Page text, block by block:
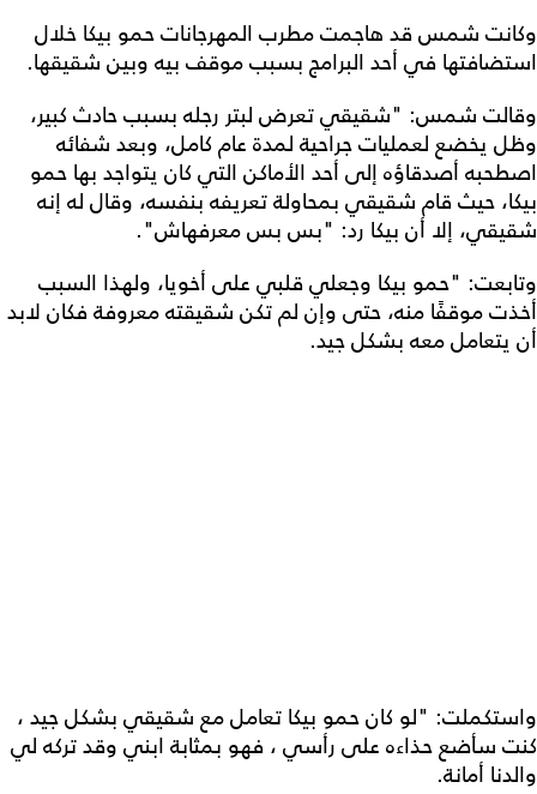
وكانت شمس قد هاجمت مطرب المهرجانات حمو بيكا خلال
استضافتها في أحد البرامج بسبب موقف بيه وبين شقيقها.
وقالت شمس: "شقيقي تعرض لبتر رجله بسبب حادث كبير،
وظل يخضع لعمليات جراحية لمدة عام كامل، وبعد شفائه
اصطحبه أصدقاؤه إلى أحد الأماكن التي كان يتواجد بها حمو
بيكا، حيث قام شقيقي بمحاولة تعريفه بنفسه، وقال له إنه
شقيقي، إلا أن بيكا رد: "بس بس معرفهاش".
وتابعت: "حمو بيكا وجعلي قلبي على أخويا، ولهذا السبب
أخذت موقفًا منه، حتى وإن لم تكن شقيقته معروفة فكان لابد
أن يتعامل معه بشكل جيد.
واستكملت: "لو كان حمو بيكا تعامل مع شقيقي بشكل جيد ،
كنت سأضع حذاءه على رأسي ، فهو بمثابة ابني وقد تركه لي
والدنا أمانة.